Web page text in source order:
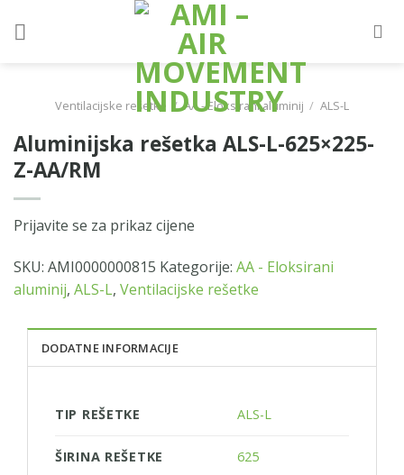
Ventilacijske rešetke / AA - Eloksirani aluminij / ALS-L
Aluminijska rešetka ALS-L-625×225-
Z-AA/RM
Prijavite se za prikaz cijene
SKU: AMI0000000815 Kategorije: AA - Eloksirani
aluminij, ALS-L, Ventilacijske rešetke
DODATNE INFORMACIJE
TIP REŠETKE ALS-L
ŠIRINA REŠETKE 625